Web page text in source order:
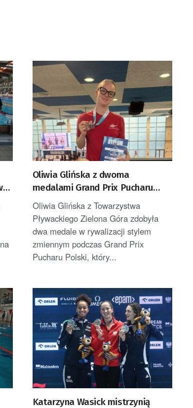
Oliwia Glińska z dwoma
medalami Grand Prix Pucharu
Polski
Oliwia Glińska z Towarzystwa
Pływackiego Zielona Góra zdobyła
dwa medale w rywalizacji stylem
zmiennym podczas Grand Prix
Pucharu Polski, który...
Katarzyna Wasick mistrzynią